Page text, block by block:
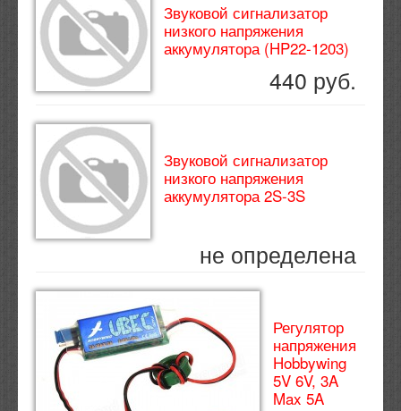
Звуковой сигнализатор
низкого напряжения
аккумулятора (HP22-1203)
440 руб.
Звуковой сигнализатор
низкого напряжения
аккумулятора 2S-3S
не определена
Регулятор
напряжения
Hobbywing
5V 6V, 3A
Max 5A